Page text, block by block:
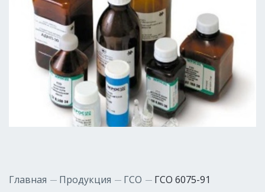
Главная Продукция ГСО ГСО 6075-91